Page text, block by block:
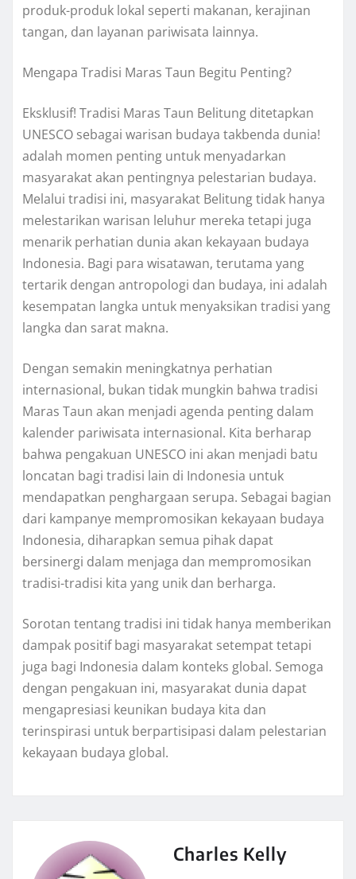
produk-produk lokal seperti makanan, kerajinan
tangan, dan layanan pariwisata lainnya.
Mengapa Tradisi Maras Taun Begitu Penting?
Eksklusif! Tradisi Maras Taun Belitung ditetapkan
UNESCO sebagai warisan budaya takbenda dunia!
adalah momen penting untuk menyadarkan
masyarakat akan pentingnya pelestarian budaya.
Melalui tradisi ini, masyarakat Belitung tidak hanya
melestarikan warisan leluhur mereka tetapi juga
menarik perhatian dunia akan kekayaan budaya
Indonesia. Bagi para wisatawan, terutama yang
tertarik dengan antropologi dan budaya, ini adalah
kesempatan langka untuk menyaksikan tradisi yang
langka dan sarat makna.
Dengan semakin meningkatnya perhatian
internasional, bukan tidak mungkin bahwa tradisi
Maras Taun akan menjadi agenda penting dalam
kalender pariwisata internasional. Kita berharap
bahwa pengakuan UNESCO ini akan menjadi batu
loncatan bagi tradisi lain di Indonesia untuk
mendapatkan penghargaan serupa. Sebagai bagian
dari kampanye mempromosikan kekayaan budaya
Indonesia, diharapkan semua pihak dapat
bersinergi dalam menjaga dan mempromosikan
tradisi-tradisi kita yang unik dan berharga.
Sorotan tentang tradisi ini tidak hanya memberikan
dampak positif bagi masyarakat setempat tetapi
juga bagi Indonesia dalam konteks global. Semoga
dengan pengakuan ini, masyarakat dunia dapat
mengapresiasi keunikan budaya kita dan
terinspirasi untuk berpartisipasi dalam pelestarian
kekayaan budaya global.
Charles Kelly